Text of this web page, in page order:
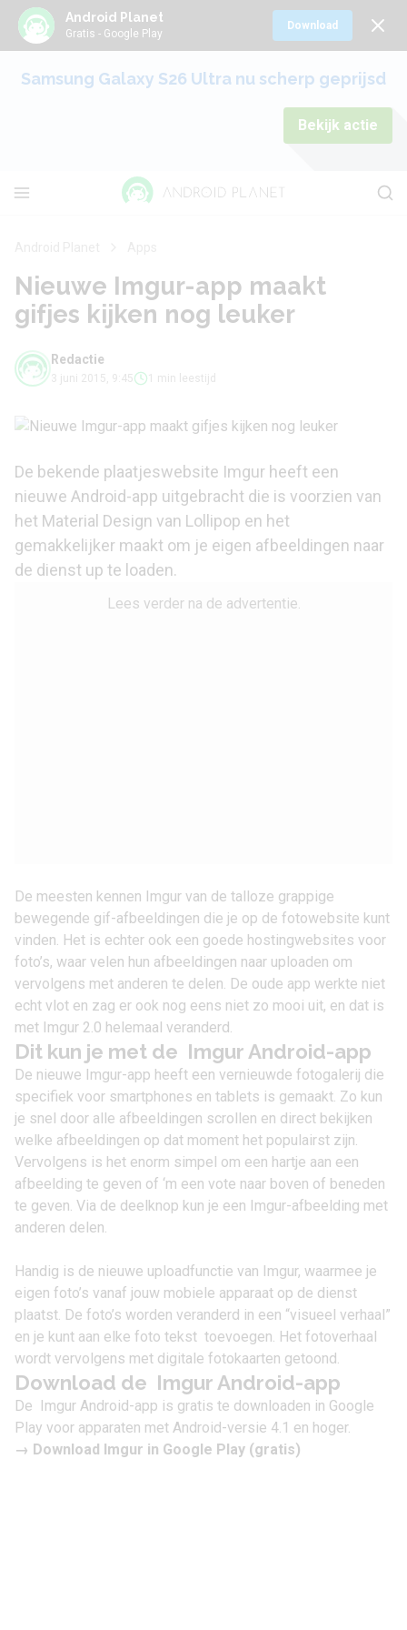
Android Planet
Gratis - Google Play
Download
Samsung Galaxy S26 Ultra nu scherp geprijsd
Bekijk actie
Nieuwe Imgur-app maakt
gifjes kijken nog leuker
Redactie
3 juni 2015, 9:45 1 min leestijd
De bekende plaatjeswebsite Imgur heeft een
nieuwe Android-app uitgebracht die is voorzien van
het Material Design van Lollipop en het
gemakkelijker maakt om je eigen afbeeldingen naar
de dienst up te loaden.
Lees verder na de advertentie.
De meesten kennen Imgur van de talloze grappige
bewegende gif-afbeeldingen die je op de fotowebsite kunt
vinden. Het is echter ook een goede hostingwebsites voor
foto’s, waar velen hun afbeeldingen naar uploaden om
vervolgens met anderen te delen. De oude app werkte niet
echt vlot en zag er ook nog eens niet zo mooi uit, en dat is
met Imgur 2.0 helemaal veranderd.
Dit kun je met de Imgur Android-app
De nieuwe Imgur-app heeft een vernieuwde fotogalerij die
specifiek voor smartphones en tablets is gemaakt. Zo kun
je snel door alle afbeeldingen scrollen en direct bekijken
welke afbeeldingen op dat moment het populairst zijn.
Vervolgens is het enorm simpel om een hartje aan een
afbeelding te geven of ‘m een vote naar boven of beneden
te geven. Via de deelknop kun je een Imgur-afbeelding met
anderen delen.
Handig is de nieuwe uploadfunctie van Imgur, waarmee je
eigen foto’s vanaf jouw mobiele apparaat op de dienst
plaatst. De foto’s worden veranderd in een “visueel verhaal”
en je kunt aan elke foto tekst toevoegen. Het fotoverhaal
wordt vervolgens met digitale fotokaarten getoond.
Download de Imgur Android-app
De Imgur Android-app is gratis te downloaden in Google
Play voor apparaten met Android-versie 4.1 en hoger.
→ Download Imgur in Google Play (gratis)